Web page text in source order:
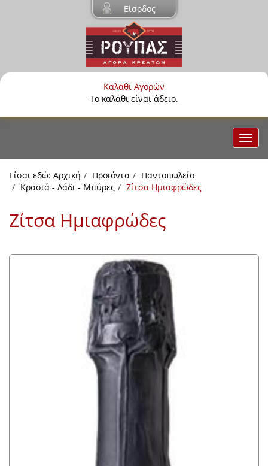
Είσοδος
Καλάθι Αγορών
Το καλάθι είναι άδειο.
Είσαι εδώ: Αρχική Προϊόντα
Παντοπωλείο
Κρασιά - Λάδι - Μπύρες
Ζίτσα Ημιαφρώδες
Ζίτσα Ημιαφρώδες